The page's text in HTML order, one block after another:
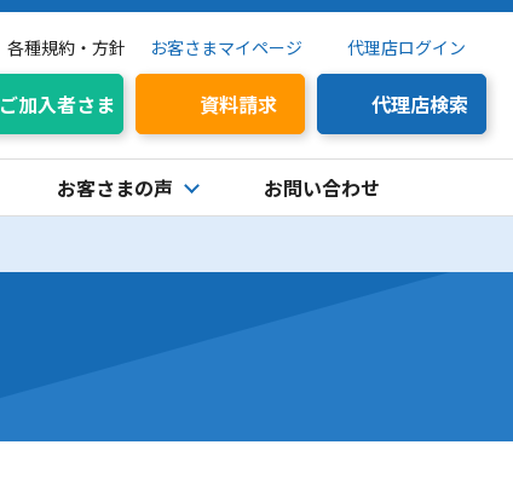
各種規約・方針 お客さまマイページ 代理店ログイン
ご加入者さま 資料請求 代理店検索
お客さまの声 お問い合わせ